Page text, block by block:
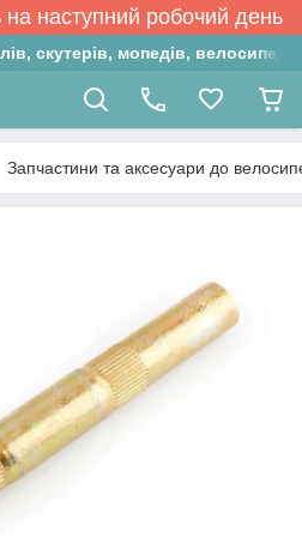
наступний робочий день
скутерів, мопедів,
Запчастини та аксесуари до